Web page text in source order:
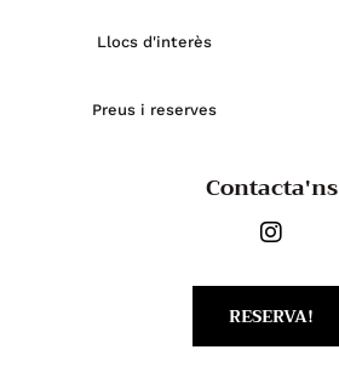
Llocs d'interès
Preus i reserves
Contacta'ns
RESERVA!